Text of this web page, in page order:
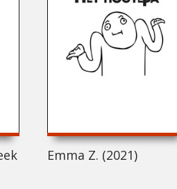
(2021)Emma Z. (2021)